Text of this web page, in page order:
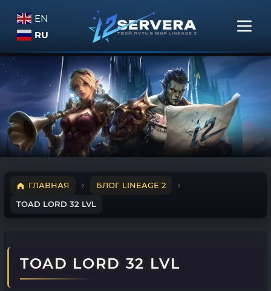
EN
RU
ГЛАВНАЯ
БЛОГ LINEAGE 2
TOAD LORD 32 LVL
TOAD LORD 32 LVL